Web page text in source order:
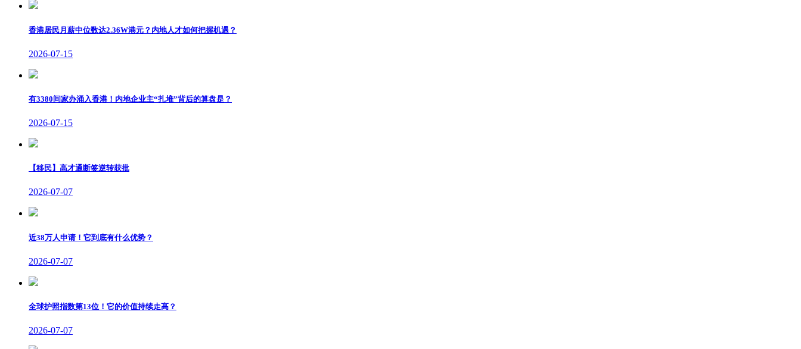
香港居民月薪中位数达2.36W港元？内地人才如何把握机遇？
2026-07-15
有3380间家办涌入香港！内地企业主“扎堆”背后的算盘是？
2026-07-15
【移民】高才通断签逆转获批
2026-07-07
近38万人申请！它到底有什么优势？
2026-07-07
全球护照指数第13位！它的价值持续走高？
2026-07-07